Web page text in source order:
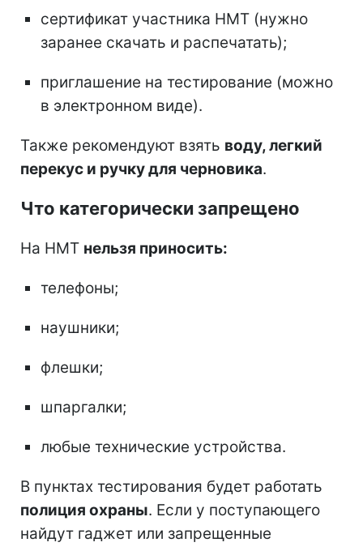
сертификат участника НМТ (нужно
заранее скачать и распечатать);
приглашение на тестирование (можно
в электронном виде).
Также рекомендуют взять воду, легкий
перекус и ручку для черновика.
Что категорически запрещено
На НМТ нельзя приносить:
телефоны;
наушники;
флешки;
шпаргалки;
любые технические устройства.
В пунктах тестирования будет работать
полиция охраны. Если у поступающего
найдут гаджет или запрещенные